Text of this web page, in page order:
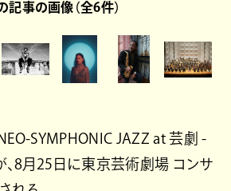
記事の画像（全6件）
SYMPHONIC JAZZ at 芸劇 -
、8月25日に東京芸術劇場 コンサ